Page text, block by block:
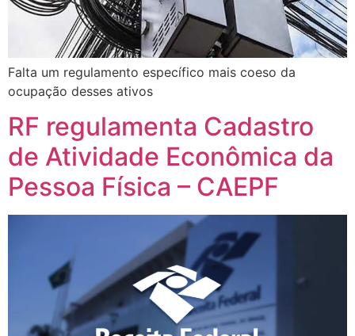
Falta um regulamento específico mais coeso da
ocupação desses ativos
RF regulamenta Cadastro
de Atividade Econômica da
Pessoa Física – CAEPF